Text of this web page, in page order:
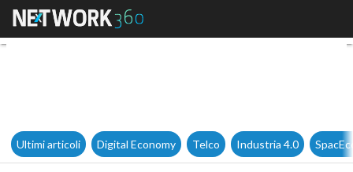
La Bei visita la sede di Open
Ultimi articoli Digital Economy Telco Industria 4.0